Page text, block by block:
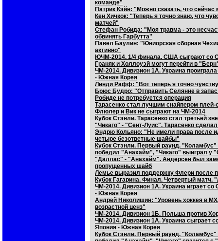
команде"
Патрик Кэйн: "Можно сказать, что
Кен Хичкок: "Теперь я точно знаю, что
матчей"
Стефан Робида: "Моя травма - это
обвинять Гарбутта"
Павел Баулин: "Юниорская сборная
активно"
ЮЧМ-2014. 1/4 финала. США сыграют со
Граняк и Холлоуэй могут перейти в
ЧМ-2014. Дивизион 1А. Украина
- Южная Корея
Линди Рафф: "Вот теперь я точно
Брюс Будро: "Отправить Селянне в
Робиде не потребуется операция
Тарасенко стал лучшим снайпером
Флюлер и Вик не сыграют на ЧМ-2014
Кубок Стэнли. Тарасенко стал третьей
"Чикаго" - "Сент-Луис". Тарасенко
Эндрю Кольяно: "Не имели права после
четыре безответные шайбы"
Кубок Стэнли. Первый раунд.
победил "Анахайм", "Чикаго" выиграл у
"Даллас" - "Анахайм". Андерсен был
пропущенных шайб
Лемье выразил поддержку Флери после
Кубок Гагарина. Финал. Четвертый матч.
ЧМ-2014. Дивизион 1А. Украина играет
- Южная Корея
Андрей Николишин: "Уровень хоккея в
возрастной ценз"
ЧМ-2014. Дивизион 1Б. Польша против
ЧМ-2014. Дивизион 1А. Украина сыграет
Япония - Южная Корея
Кубок Стэнли. Первый раунд.